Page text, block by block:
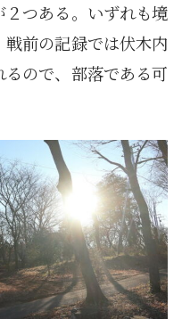
２つある。いずれも境
前の記録では伏木内
ので、部落である可